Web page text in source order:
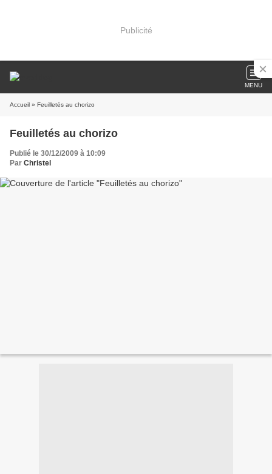
Publicité
MENU
Accueil » Feuilletés au chorizo
Feuilletés au chorizo
Publié le 30/12/2009 à 10:09
Par Christel